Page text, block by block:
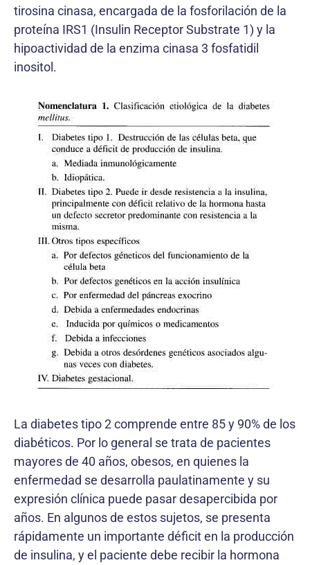
tirosina cinasa, encargada de la fosforilación de la
proteína IRS1 (Insulin Receptor Substrate 1) y la
hipoactividad de la enzima cinasa 3 fosfatidil
inositol.
La diabetes tipo 2 comprende entre 85 y 90% de los
diabéticos. Por lo general se trata de pacientes
mayores de 40 años, obesos, en quienes la
enfermedad se desarrolla paulatinamente y su
expresión clínica puede pasar desapercibida por
años. En algunos de estos sujetos, se presenta
rápidamente un importante déficit en la producción
de insulina, y el paciente debe recibir la hormona